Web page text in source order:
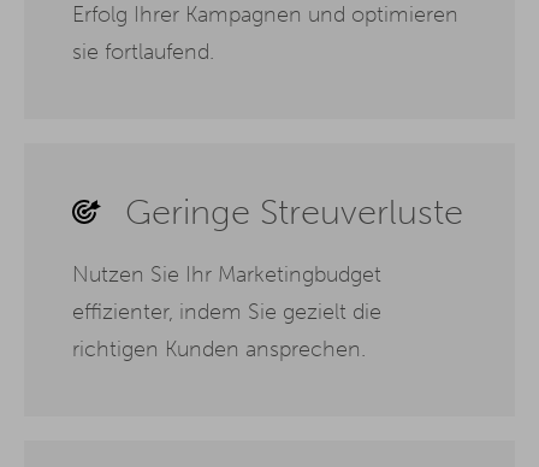
Erfolg Ihrer Kampagnen und optimieren
sie fortlaufend.
Geringe Streuverluste
Nutzen Sie Ihr Marketingbudget
effizienter, indem Sie gezielt die
richtigen Kunden ansprechen.